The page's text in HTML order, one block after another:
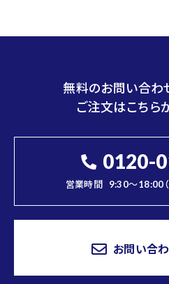
無料のお問い合わ
ご注文はこちら
0120-
営業時間 9:30～18:00（
お問い合